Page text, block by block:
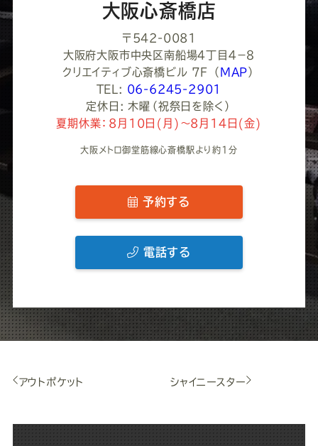
大阪心斎橋店
〒542-0081
大阪府大阪市中央区南船場４丁目４−８
クリエイティブ心斎橋ビル 7F
（ MAP ）
TEL: 06-6245-2901
定休日: 木曜（祝祭日を除く）
夏期休業：8月10日(月)～8月14日(金)
大阪メトロ御堂筋線心斎橋駅より約1分
予約する
電話する
アウトポケット シャイニースター